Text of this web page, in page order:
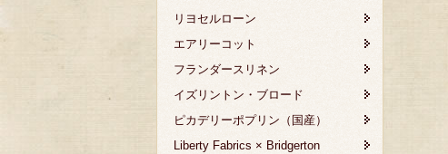
リヨセルローン
エアリーコット
フランダースリネン
イズリントン・ブロード
ピカデリーポプリン（国産）
Liberty Fabrics × Bridgerton